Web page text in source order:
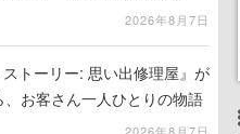
2026年8月7日
トーリー: 思い出修理屋』が
お客さん一人ひとりの物語
2026年8月7日